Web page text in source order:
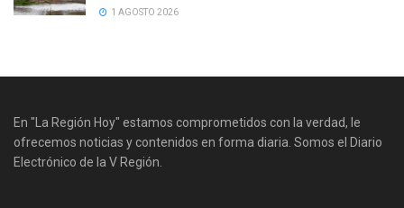
1 AGOSTO 2026
En "La Región Hoy" estamos comprometidos con la verdad, le
ofrecemos noticias y contenidos en forma diaria. Somos el Diario
Electrónico de la V Región.